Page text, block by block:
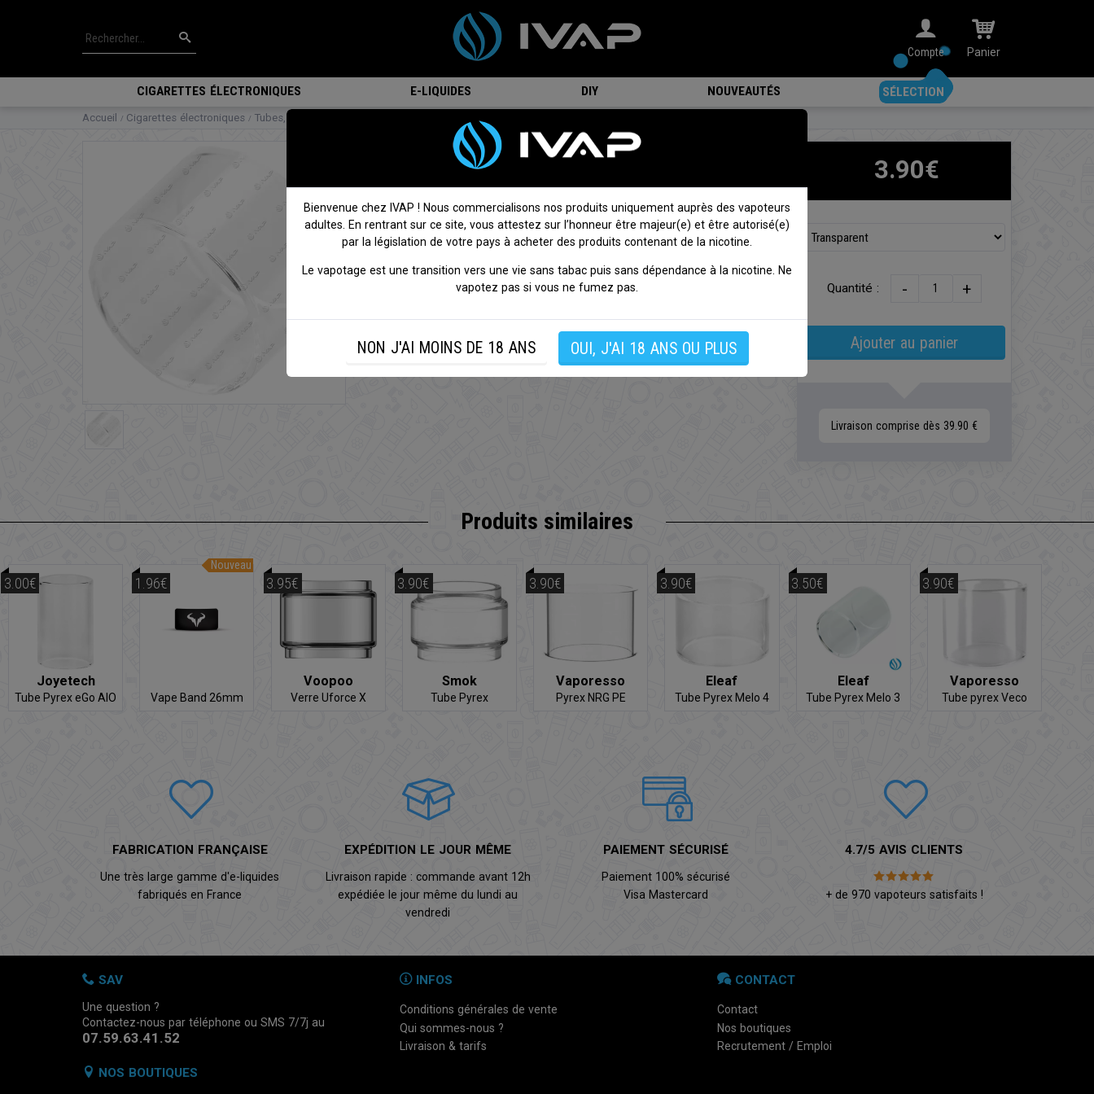
Panier
Compte
CIGARETTES ÉLECTRONIQUES E-LIQUIDES DIY NOUVEAUTÉS SÉLECTION
Accueil Cigarettes électroniques Tubes, Vitres & accessoires Tube Pyrex Melo 4 D22 - Eleaf
Tube Pyrex Melo 4 D22 - Eleaf
On attend votre avis ! Donnez votre avis
Tube en pyrex pour l’atomiseur Melo 4 diamètre 22mm parEleaf
d'une contenance de 2ml.
SI VOUS NE FUMEZ PAS, NE VAPOTEZ PAS.
3.90€
Quantité : - +
Ajouter au panier
Livraison comprise dès 39.90 €
Produits similaires
Joyetech
Tube Pyrex eGo AIO
3.00€
Nouveau
Vape Band 26mm
1.96€
Voopoo
Verre Uforce X
3.95€
Smok
Tube Pyrex
3.90€
Vaporesso
Pyrex NRG PE
3.90€
Eleaf
Tube Pyrex Melo 4
3.90€
Eleaf
Tube Pyrex Melo 3
3.50€
Vaporesso
Tube pyrex Veco
3.90€
FABRICATION FRANÇAISE
Une très large gamme d'e-liquides
fabriqués en France
EXPÉDITION LE JOUR MÊME
Livraison rapide : commande avant 12h
expédiée le jour même du lundi au
vendredi
PAIEMENT SÉCURISÉ
Paiement 100% sécurisé
Visa Mastercard
4.7/5 AVIS CLIENTS
+ de 970 vapoteurs satisfaits !
SAV
Une question ?
Contactez-nous par téléphone ou SMS 7/7j au
07.59.63.41.52
INFOS
Conditions générales de vente
Qui sommes-nous ?
Livraison & tarifs
CONTACT
Contact
Nos boutiques
Recrutement / Emploi
NOS BOUTIQUES
Bienvenue chez IVAP ! Nous commercialisons nos produits uniquement auprès des vapoteurs
adultes. En rentrant sur ce site, vous attestez sur l’honneur être majeur(e) et être autorisé(e)
par la législation de votre pays à acheter des produits contenant de la nicotine.
Le vapotage est une transition vers une vie sans tabac puis sans dépendance à la nicotine. Ne
vapotez pas si vous ne fumez pas.
NON J'AI MOINS DE 18 ANS OUI, J'AI 18 ANS OU PLUS